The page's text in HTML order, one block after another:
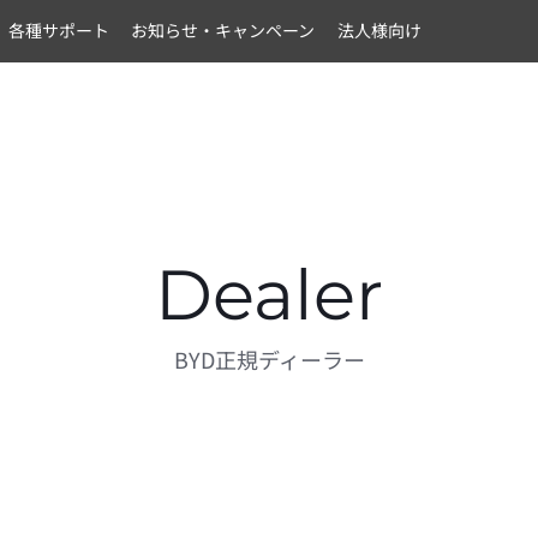
各種サポート お知らせ・キャンペーン 法人様向け
Dealer
BYD正規ディーラー